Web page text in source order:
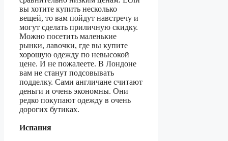
вы хотите купить несколько
вещей, то вам пойдут навстречу и
могут сделать приличную скидку.
Можно посетить маленькие
рынки, лавочки, где вы купите
хорошую одежду по невысокой
цене. И не пожалеете. В Лондоне
вам не станут подсовывать
подделку. Сами англичане считают
деньги и очень экономны. Они
редко покупают одежду в очень
дорогих бутиках.
Испания